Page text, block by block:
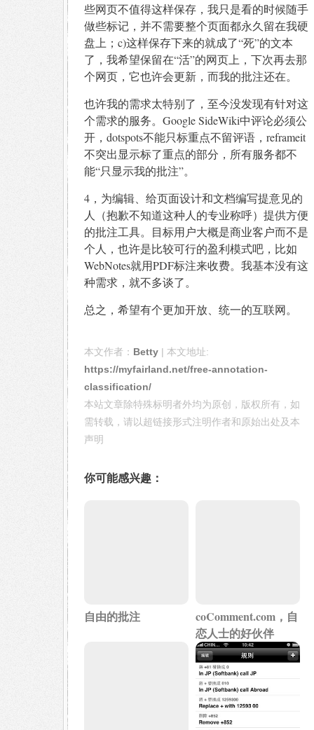
些网页不值得这样保存，我只是看的时候随手
做些标记，并不需要整个页面都永久留在我硬
盘上；c)这样保存下来的就成了“死”的文本
了，我希望保留在“活”的网页上，下次再去那
个网页，它也许会更新，而我的批注还在。
也许我的需求太特别了，至今没发现有针对这
个需求的服务。Google SideWiki中评论必须公
开，dotspots不能只标重点不留评语，reframeit
不突出显示标了重点的部分，所有服务都不
能“只显示我的批注”。
4，为编辑、给页面设计和文档编写提意见的
人（抱歉不知道这种人的专业称呼）提供方便
的批注工具。目标用户大概是商业客户而不是
个人，也许是比较可行的盈利模式吧，比如
WebNotes就用PDF标注来收费。我基本没有这
种需求，就不多谈了。
总之，希望有个更加开放、统一的互联网。
本文作者： Betty | 本文地址:
https://myfairland.net/free-annotation-
classification/
本站文章除特殊标明者外均为原创，版权所有，如
需转载，请以超链接形式注明作者和原始出处及本
声明
你可能感兴趣：
自由的批注
coComment.com，自
恋人士的好伙伴